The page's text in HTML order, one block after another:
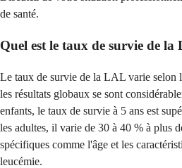
de santé.
Quel est le taux de survie de la
Le taux de survie de la LAL varie selon
les résultats globaux se sont
enfants, le taux de survie à 5 ans est
les adultes, il varie de 30 à 40 % à plus
spécifiques comme l'âge et les
leucémie.